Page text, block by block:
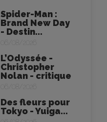
Spider-Man :
Brand New Day
- Destin...
06/08/2026
L’Odyssée -
Christopher
Nolan - critique
06/08/2026
Des fleurs pour
Tokyo - Yuiga...